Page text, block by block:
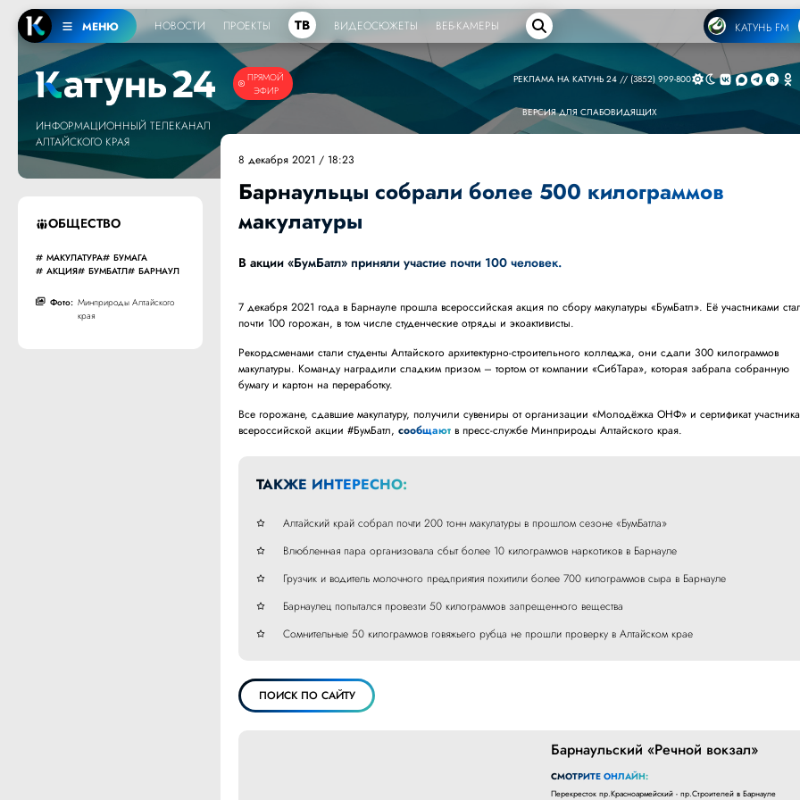
МЕНЮ НОВОСТИ ПРОЕКТЫ ТВ ВИДЕОСЮЖЕТЫ ВЕБ-КАМЕРЫ КАТУНЬ FM
ПРЯМОЙ
ЭФИР
ИНФОРМАЦИОННЫЙ ТЕЛЕКАНАЛ
АЛТАЙСКОГО КРАЯ
РЕКЛАМА НА КАТУНЬ 24 // (3852) 999-800
ВЕРСИЯ ДЛЯ СЛАБОВИДЯЩИХ
ОБЩЕСТВО
МАКУЛАТУРА
БУМАГА
АКЦИЯ
БУМБАТЛ БАРНАУЛ
Фото: Минприроды Алтайского
края
8 декабря 2021 / 18:23
Барнаульцы собрали более 500 килограммов
макулатуры
В акции «БумБатл» приняли участие почти 100 человек.
7 декабря 2021 года в Барнауле прошла всероссийская акция по сбору макулатуры «БумБатл». Её участниками
почти 100 горожан, в том числе студенческие отряды и экоактивисты.
Рекордсменами стали студенты Алтайского архитектурно-строительного колледжа, они сдали 300 килограммов
макулатуры. Команду наградили сладким призом – тортом от компании «СибТара», которая забрала собранную
бумагу и картон на переработку.
Все горожане, сдавшие макулатуру, получили сувениры от организации «Молодёжка ОНФ» и сертификат участника
всероссийской акции #БумБатл,сообщают в пресс-службе Минприроды Алтайского края.
ТАКЖЕ ИНТЕРЕСНО:
Алтайский край собрал почти 200 тонн макулатуры в прошлом сезоне «БумБатла»
Влюбленная пара организовала сбыт более 10 килограммов наркотиков в Барнауле
Грузчик и водитель молочного предприятия похитили более 700 килограммов сыра в Барнауле
Барнаулец попытался провезти 50 килограммов запрещенного вещества
Сомнительные 50 килограммов говяжьего рубца не прошли проверку в Алтайском крае
ПОИСК ПО САЙТУ
Барнаульский «Речной вокзал»
СМОТРИТЕ ОНЛАЙН:
Перекресток пр.Красноармейский - пр.Строителей в Барнауле